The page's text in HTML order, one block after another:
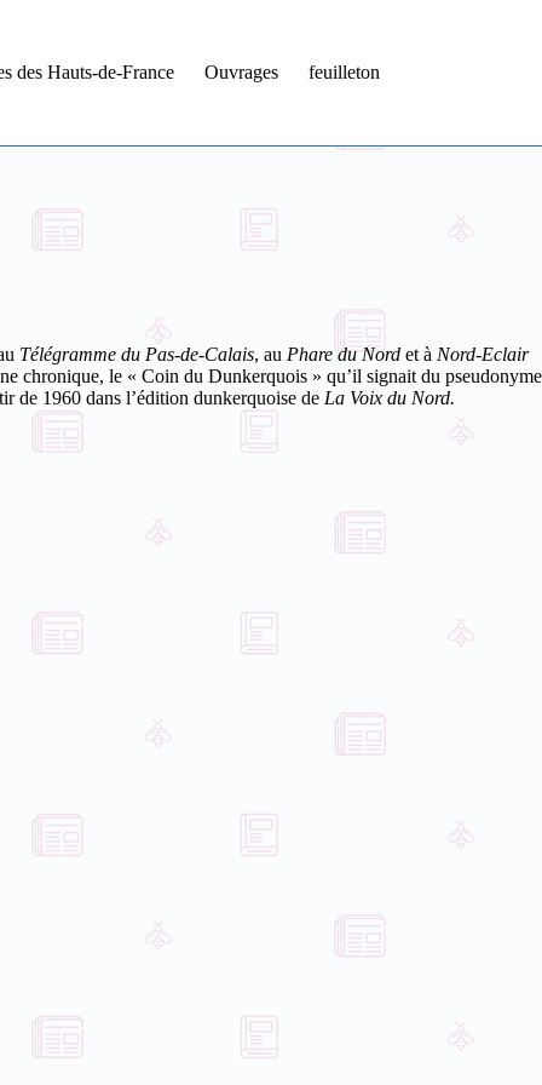
des Hauts-de-France Ouvrages feuilleton
Télégramme du Pas-de-Calais, au Phare du Nord et à Nord-Eclair
chronique, le « Coin du Dunkerquois » qu’il signait du pseudonyme
de 1960 dans l’édition dunkerquoise de La Voix du Nord.